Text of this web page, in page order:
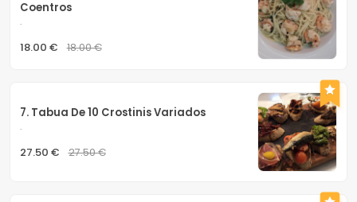
Coentros
.
18.00 € 18.00 €
7. Tabua De 10 Crostinis Variados
.
27.50 € 27.50 €